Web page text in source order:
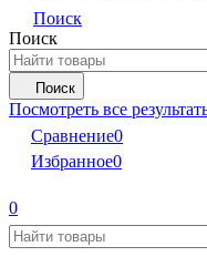
Поиск
Поиск
Поиск
Посмотреть все
Сравнение0
Избранное0
0